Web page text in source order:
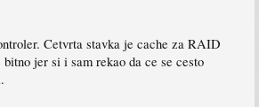
Cetvrta stavka je cache za RAID
jer si i sam rekao da ce se cesto